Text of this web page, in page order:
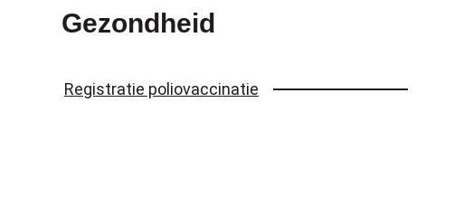
Gezondheid
Thema's
Registratie poliovaccinatie